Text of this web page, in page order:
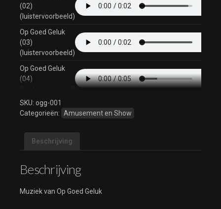
(02)
(luistervoorbeeld)
Op Goed Geluk
(03)
(luistervoorbeeld)
Op Goed Geluk
(04)
Op Goed Geluk
(05)
Op Goed Geluk
(06)
Op Goed Geluk
(07)
SKU: ogg-001
Categorieën: Amusement en Show
Beschrijving
Beschrijving
Muziek van Op Goed Geluk